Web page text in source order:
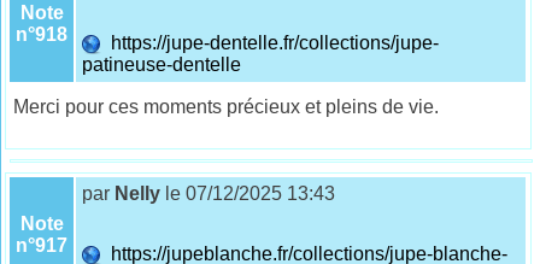
Note
n°918
https://jupe-dentelle.fr/collections/jupe-
patineuse-dentelle
Merci pour ces moments précieux et pleins de vie.
Note
n°917
par Nelly le 07/12/2025 13:43
https://jupeblanche.fr/collections/jupe-blanche-